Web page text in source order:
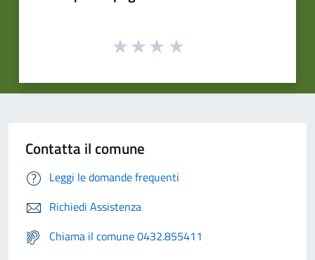
Contatta il comune
Leggi le domande frequenti
Richiedi Assistenza
Chiama il comune 0432.855411